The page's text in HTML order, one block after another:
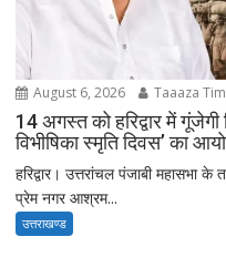
August 6, 2026 Taaaza
14 अगस्त को हरिद्वार में गूंजेगी
विभीषिका स्मृति दिवस’ का
हरिद्वार। उत्तरांचल पंजाबी महासभा
प्रेम नगर आश्रम...
उत्तराखण्ड